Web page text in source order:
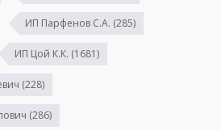
ИП Парфенов С.А. (285)
ИП Цой К.К. (1681)
(228)
(286)